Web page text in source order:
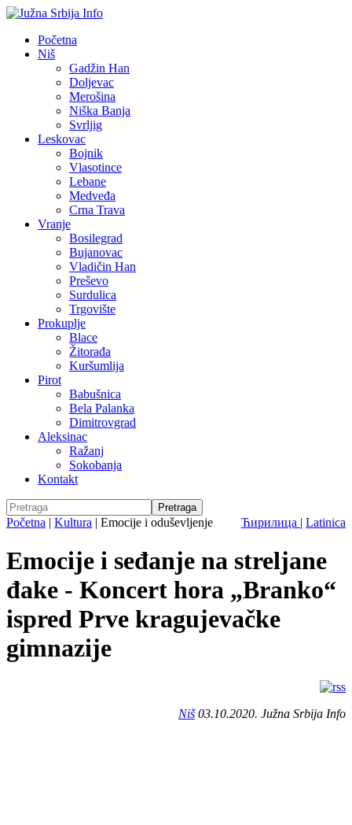
Početna
Niš
Gadžin Han
Doljevac
Merošina
Niška Banja
Svrljig
Leskovac
Bojnik
Vlasotince
Lebane
Medveđa
Crna Trava
Vranje
Bosilegrad
Bujanovac
Vladičin Han
Preševo
Surdulica
Trgovište
Prokuplje
Blace
Žitorađa
Kuršumlija
Pirot
Babušnica
Bela Palanka
Dimitrovgrad
Aleksinac
Ražanj
Sokobanja
Kontakt
Ћирилица | Latinica
Početna | Kultura | Emocije i oduševljenje
Emocije i seđanje na streljane
đake - Koncert hora „Branko“
ispred Prve kragujevačke
gimnazije
Niš03.10.2020. Južna Srbija Info